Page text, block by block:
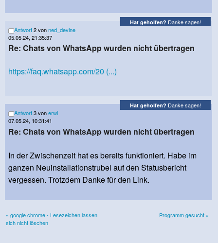
Hat geholfen? Danke sagen!
Antwort2 vonned_devine
05.05.24, 21:35:37
Re: Chats von WhatsApp wurden nicht übertragen
https://faq.whatsapp.com/20 (...)
Hat geholfen? Danke sagen!
Antwort3 vonerwl
07.05.24, 10:31:41
Re: Chats von WhatsApp wurden nicht übertragen
In der Zwischenzeit hat es bereits funktioniert. Habe im
ganzen Neuinstallationstrubel auf den Statusbericht
vergessen. Trotzdem Danke für den Link.
« google chrome - Lesezeichen lassen
sich nicht löschen
Programm gesucht »